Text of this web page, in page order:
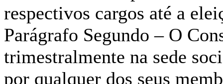
respectivos cargos até a
Parágrafo Segundo – O
trimestralmente na sede
por qualquer dos seus